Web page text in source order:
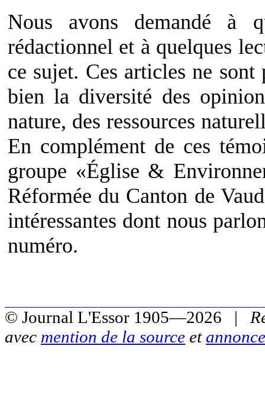
Nous avons demandé à
rédactionnel et à quelques
ce sujet. Ces articles ne
bien la diversité des
nature, des ressources
En complément de ces
groupe «Église &
Réformée du Canton de
intéressantes dont nous
numéro.
© Journal L'Essor 1905—2026 |
avec mention de la source et